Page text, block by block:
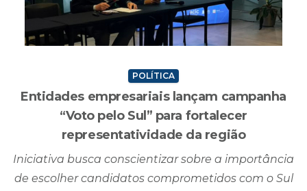
POLÍTICA
Entidades empresariais lançam campanha
“Voto pelo Sul” para fortalecer
representatividade da região
Iniciativa busca conscientizar sobre a importância
de escolher candidatos comprometidos com o Sul